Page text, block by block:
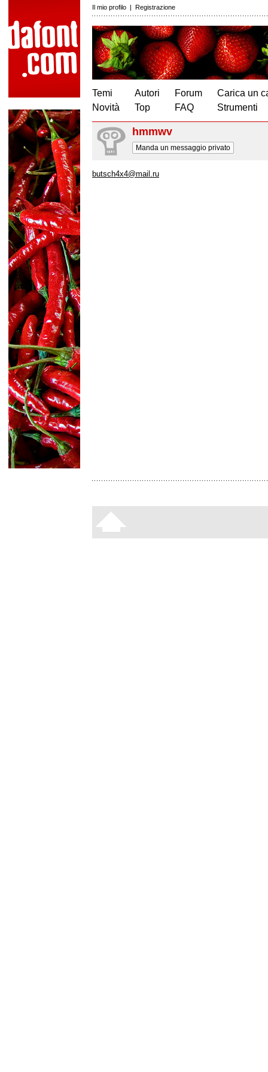
Il mio profilo | Registrazione
Temi
Novità
Autori
Top
Forum
FAQ
Carica un
Strumenti
hmmwv
Manda un messaggio privato
butsch4x4@mail.ru